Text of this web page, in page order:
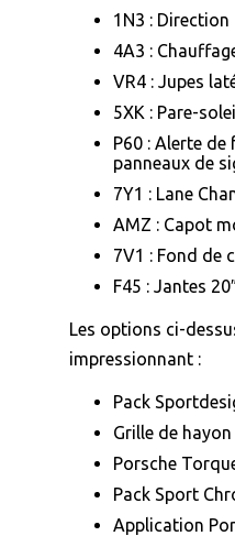
1N3 : Direction
4A3 :
VR4 : Jupes
5XK : Pare-
P60 : Alerte
panneaux de
7Y1 : Lane
AMZ : Capot
7V1 : Fond de
F45 : Jantes
Les options ci-
impressionnant :
Pack
Grille de
Porsche
Pack Sport
Application